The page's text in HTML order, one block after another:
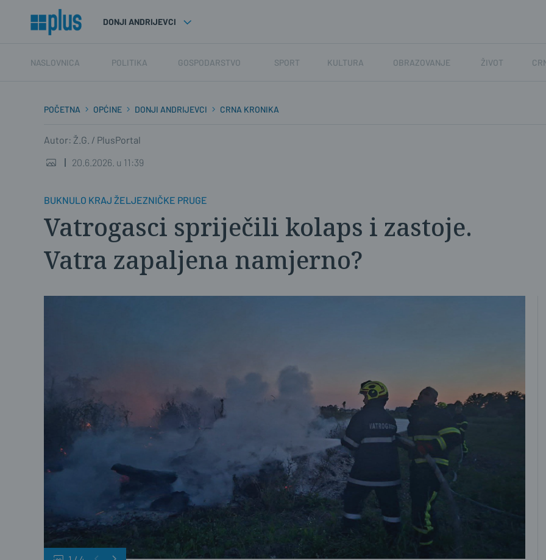
DONJI ANDRIJEVCI
NASLOVNICA POLITIKA GOSPODARSTVO SPORT KULTURA OBRAZOVANJE ŽIVOT
POČETNA OPĆINE DONJI ANDRIJEVCI CRNA KRONIKA
Autor: Ž.G. / PlusPortal
20.6.2026. u 11:39
BUKNULO KRAJ ŽELJEZNIČKE PRUGE
Vatrogasci spriječili kolaps i zastoje.
Vatra zapaljena namjerno?